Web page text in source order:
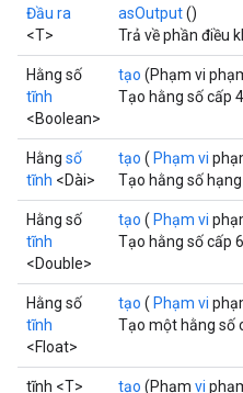
Đầu ra
<T>
asOutput()
Trả về phần điều
Hằng số
tĩnh
<Boolean>
tạo (Phạm vi
Tạo hằng số cấp
Hằng số
tĩnh <Dài>
tạo ( Phạm vi
Tạo hằng số
Hằng số
tĩnh
<Double>
tạo ( Phạm vi
Tạo hằng số cấp
Hằng số
tĩnh
<Float>
tạo ( Phạm vi
Tạo một hằng số
tĩnh <T>
tạo (Phạm vi